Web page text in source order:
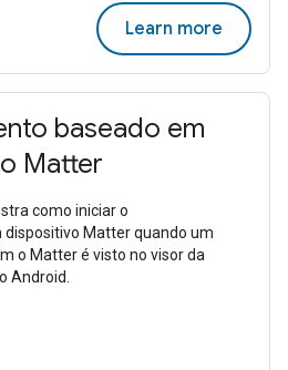
Learn more
baseado em
Matter
como iniciar o
Matter quando um
o Matter é visto no visor da
Android.